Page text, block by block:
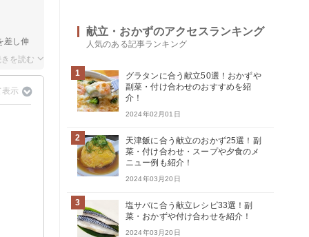
差し伸
献立・おかずのアクセスランキング
人気のある記事ランキング
1
グラタンに合う献立50選！おかずや
副菜・付け合わせのおすすめを紹
介！
2024年02月01日
2
天津飯に合う献立のおかず25選！副
菜・付け合わせ・スープや夕食のメ
ニュー例も紹介！
2024年03月20日
3
塩サバに合う献立レシピ33選！副
菜・おかずや付け合わせを紹介！
2024年03月20日